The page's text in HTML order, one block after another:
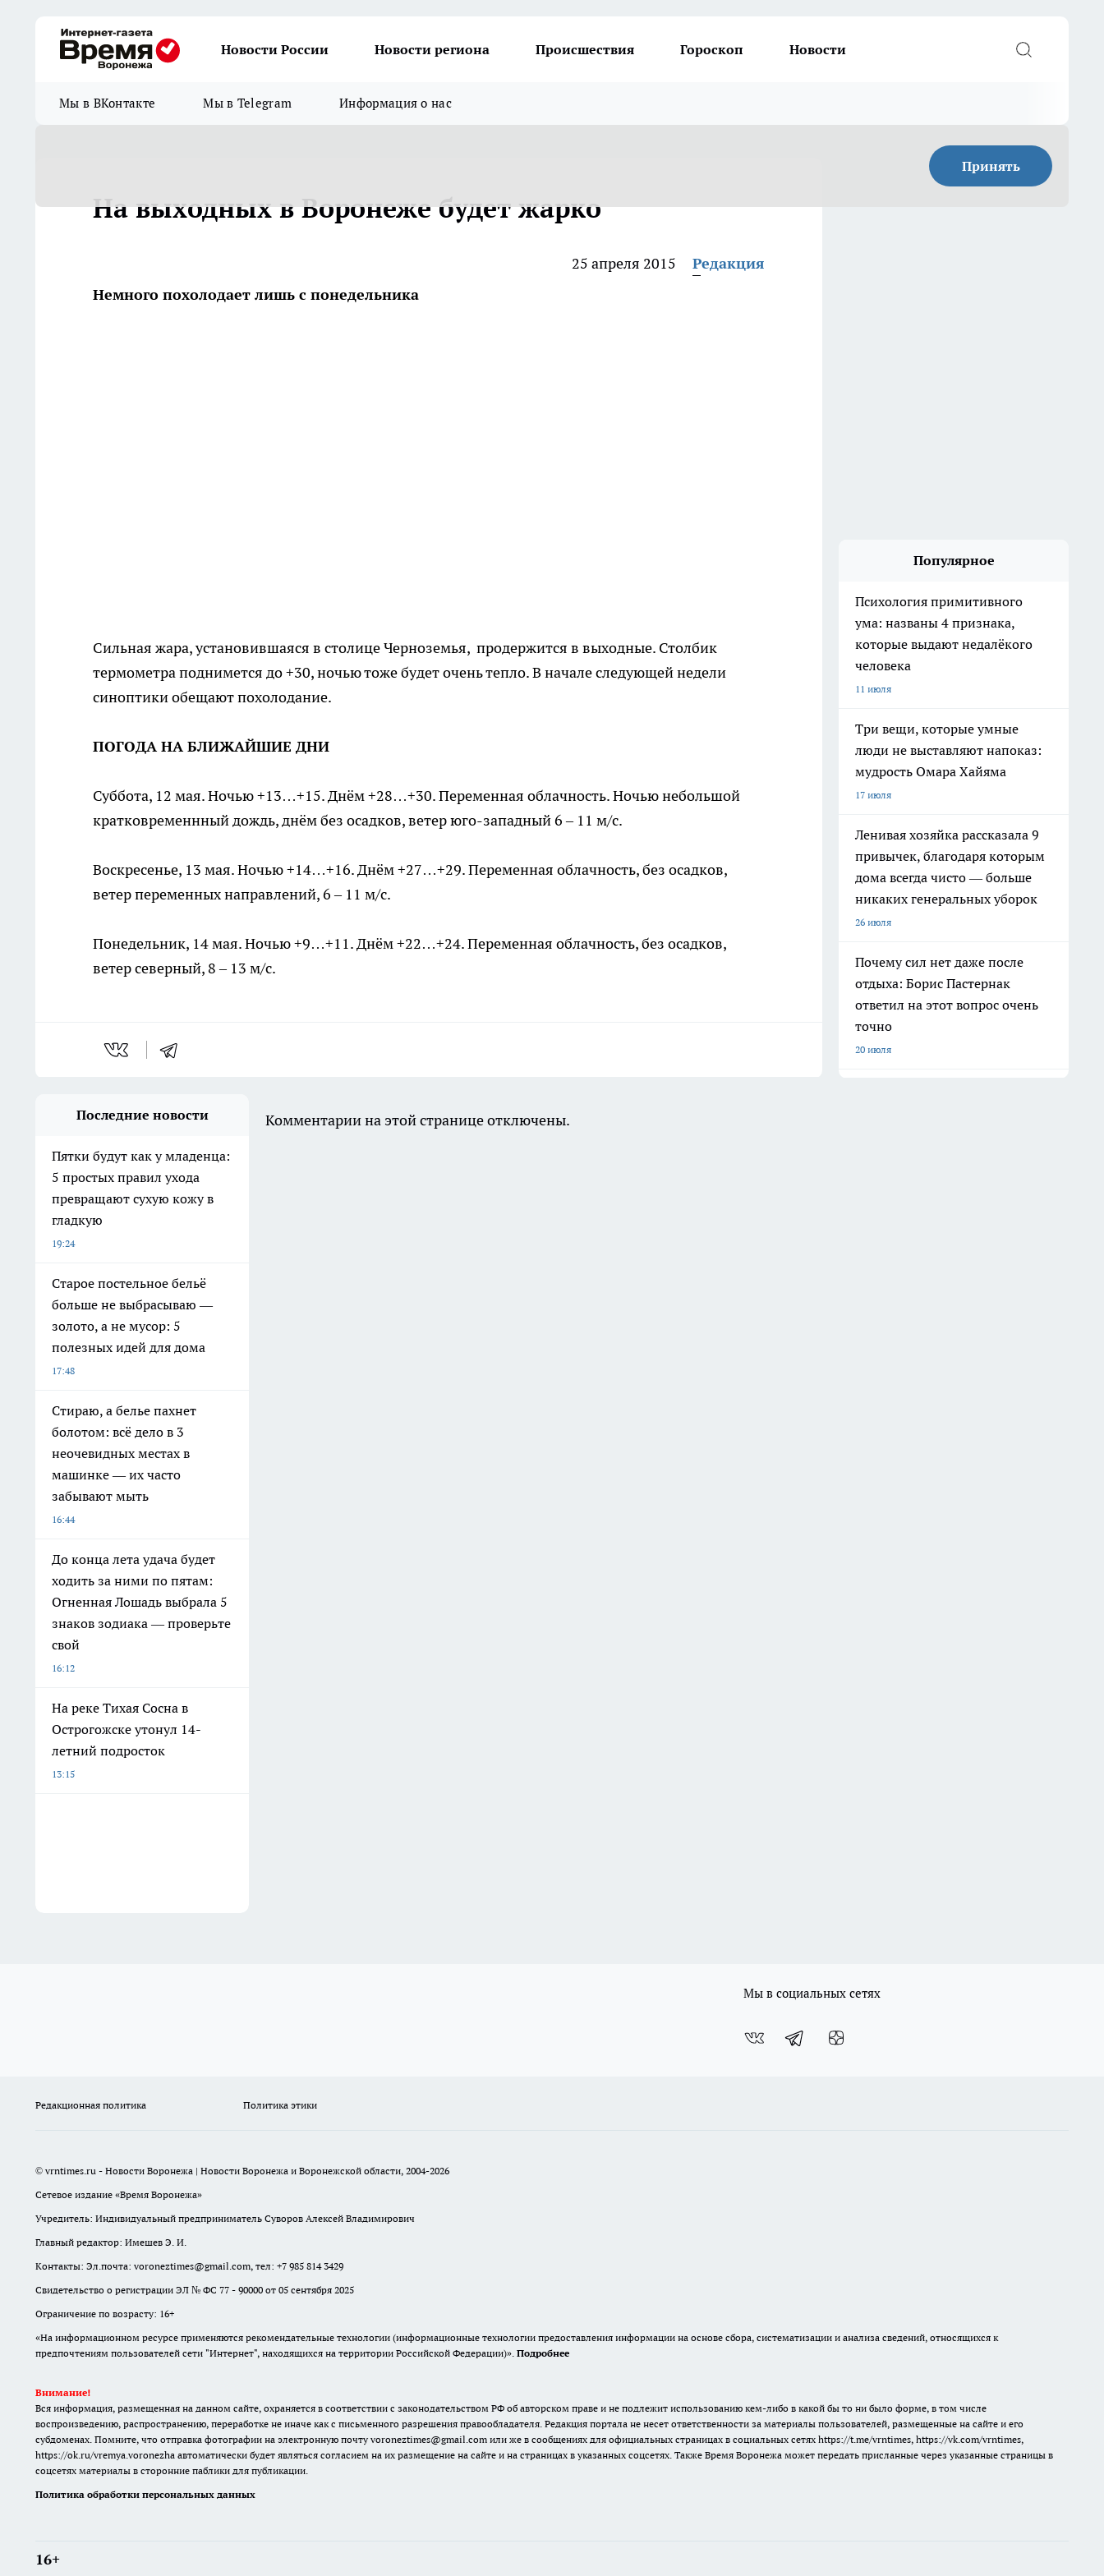
Новости России Новости региона Происшествия Гороскоп Новости
Мы в ВКонтакте Мы в Telegram Информация о нас
Принять
На выходных в Воронеже будет жарко
25 апреля 2015
Редакция
Немного похолодает лишь с понедельника
Сильная жара, установившаяся в столице Черноземья, продержится в выходные. Столбик
термометра поднимется до +30, ночью тоже будет очень тепло. В начале следующей недели
синоптики обещают похолодание.
ПОГОДА НА БЛИЖАЙШИЕ ДНИ
Суббота, 12 мая. Ночью +13…+15. Днём +28…+30. Переменная облачность. Ночью небольшой
кратковременнный дождь, днём без осадков, ветер юго-западный 6 – 11 м/с.
Воскресенье, 13 мая. Ночью +14…+16. Днём +27…+29. Переменная облачность, без осадков,
ветер переменных направлений, 6 – 11 м/с.
Понедельник, 14 мая. Ночью +9…+11. Днём +22…+24. Переменная облачность, без осадков,
ветер северный, 8 – 13 м/с.
Популярное
Психология примитивного
ума: названы 4 признака,
которые выдают недалёкого
человека
11 июля
Три вещи, которые умные
люди не выставляют напоказ:
мудрость Омара Хайяма
17 июля
Ленивая хозяйка рассказала 9
привычек, благодаря которым
дома всегда чисто — больше
никаких генеральных уборок
26 июля
Почему сил нет даже после
отдыха: Борис Пастернак
ответил на этот вопрос очень
точно
20 июля
Последние новости
Пятки будут как у младенца:
5 простых правил ухода
превращают сухую кожу в
гладкую
19:24
Старое постельное бельё
больше не выбрасываю —
золото, а не мусор: 5
полезных идей для дома
17:48
Стираю, а белье пахнет
болотом: всё дело в 3
неочевидных местах в
машинке — их часто
забывают мыть
16:44
До конца лета удача будет
ходить за ними по пятам:
Огненная Лошадь выбрала 5
знаков зодиака — проверьте
свой
16:12
На реке Тихая Сосна в
Острогожске утонул 14-
летний подросток
13:15
Комментарии на этой странице отключены.
Мы в социальных сетях
Редакционная политика Политика этики
© vrntimes.ru - Новости Воронежа | Новости Воронежа и Воронежской области, 2004-2026
Сетевое издание «Время Воронежа»
Учредитель: Индивидуальный предприниматель Суворов Алексей Владимирович
Главный редактор: Имешев Э. И.
Контакты: Эл.почта: voroneztimes@gmail.com, тел: +7 985 814 3429
Свидетельство о регистрации ЭЛ № ФС 77 - 90000 от 05 сентября 2025
Ограничение по возрасту: 16+
«На информационном ресурсе применяются рекомендательные технологии (информационные технологии предоставления информации на основе сбора, систематизации и анализа сведений, относящихся к
предпочтениям пользователей сети "Интернет", находящихся на территории Российской Федерации)». Подробнее
Внимание!
Вся информация, размещенная на данном сайте, охраняется в соответствии с законодательством РФ об авторском праве и не подлежит использованию кем-либо в какой бы то ни было форме, в том числе
воспроизведению, распространению, переработке не иначе как с письменного разрешения правообладателя. Редакция портала не несет ответственности за материалы пользователей, размещенные на сайте и его
субдоменах. Помните, что отправка фотографии на электронную почту voroneztimes@gmail.com или же в сообщениях для официальных страницах в социальных сетях https://t.me/vrntimes, https://vk.com/vrntimes,
https://ok.ru/vremya.voronezha автоматически будет являться согласием на их размещение на сайте и на страницах в указанных соцсетях. Также Время Воронежа может передать присланные через указанные страницы в
соцсетях материалы в сторонние паблики для публикации.
Политика обработки персональных данных
16+